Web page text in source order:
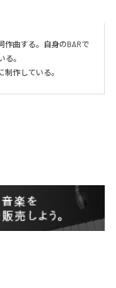
作曲する。自身のBARで
る。
作している。